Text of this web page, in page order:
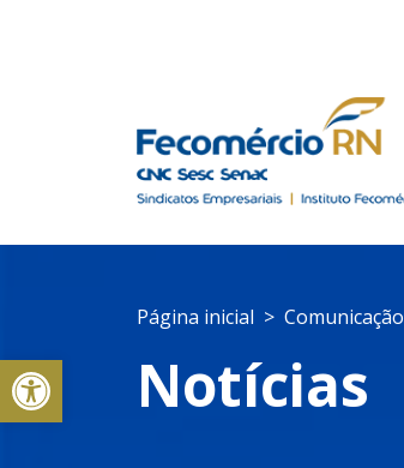
Abrir a barra de ferramentas
Página inicial Comunicação
Notícias